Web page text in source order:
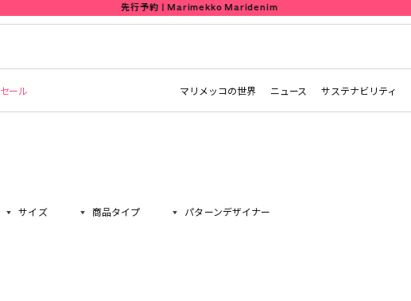
先行予約 | Marimekko Maridenim
セール マリメッコの世界 ニュース サステナビリティ
サイズ 商品タイプ パターンデザイナー